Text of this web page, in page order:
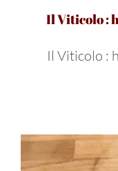
Il Viticolo :
Il Viticolo :